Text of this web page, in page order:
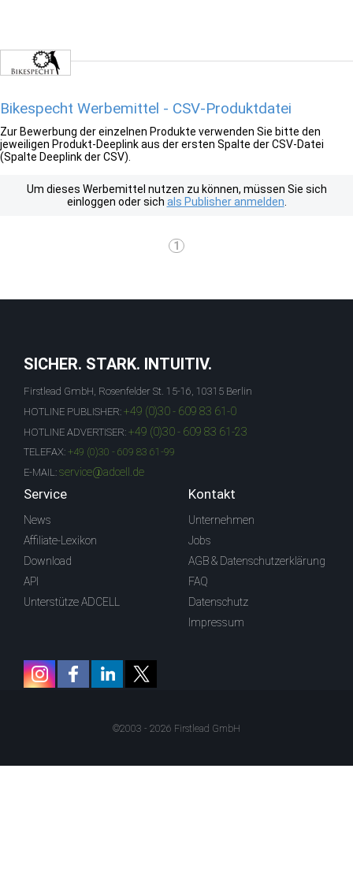
Bikespecht Werbemittel - CSV-Produktdatei
Zur Bewerbung der einzelnen Produkte verwenden Sie bitte den
jeweiligen Produkt-Deeplink aus der ersten Spalte der CSV-Datei
(Spalte Deeplink der CSV).
Um dieses Werbemittel nutzen zu können, müssen Sie sich
einloggen oder sich als Publisher anmelden
1
SICHER. STARK. INTUITIV.
Firstlead GmbH, Rosenfelder St. 15-16, 10315 Berlin
HOTLINE PUBLISHER: +49 (0)30 - 609 83 61-0
HOTLINE ADVERTISER: +49 (0)30 - 609 83 61-23
TELEFAX: +49 (0)30 - 609 83 61-99
E-MAIL: service@adcell.de
Service
News
Affiliate-Lexikon
Download
API
Unterstütze ADCELL
Kontakt
Unternehmen
Jobs
AGB & Datenschutzerklärung
FAQ
Datenschutz
Impressum
©2003 - 2026 Firstlead GmbH